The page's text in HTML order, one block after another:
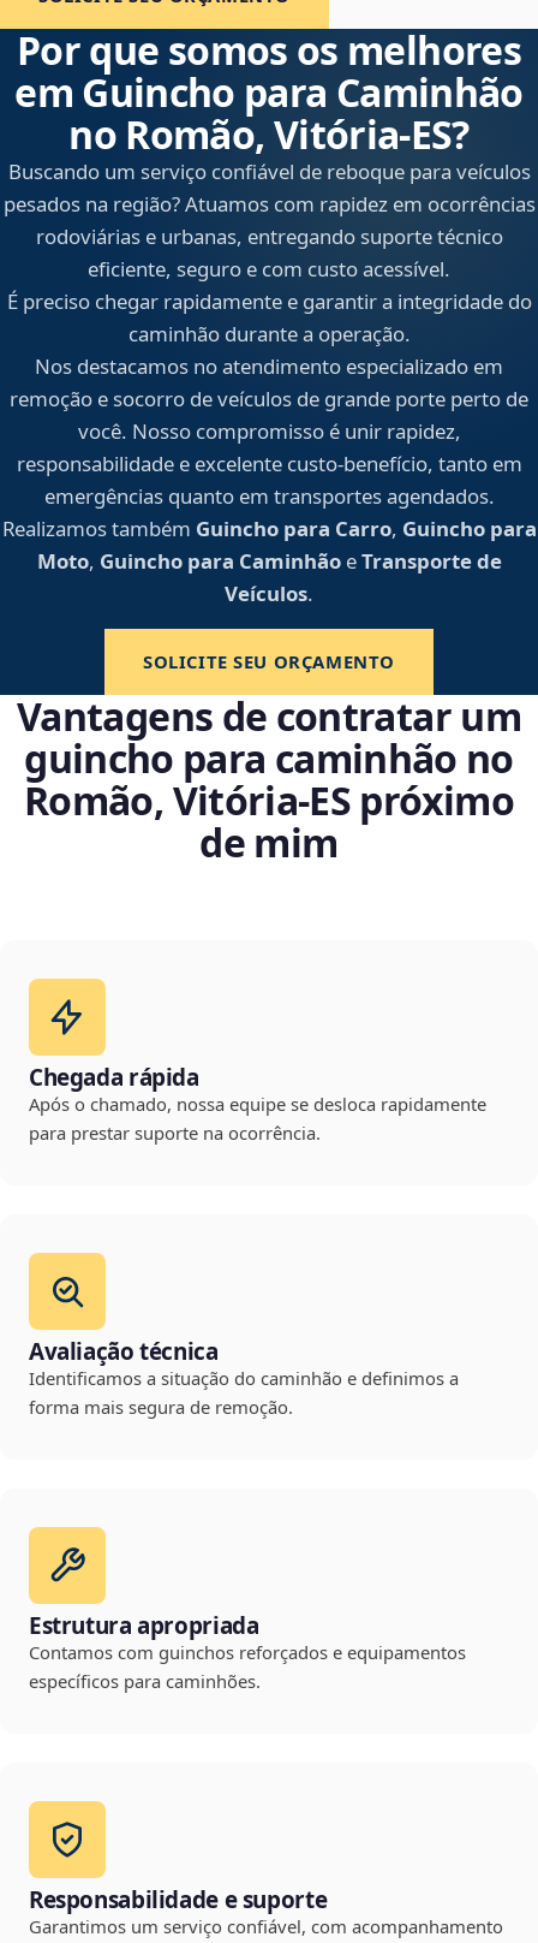
Por que somos os melhores
em Guincho para Caminhão
no Romão, Vitória‑ES?
Buscando um serviço confiável de reboque para veículos
pesados na região? Atuamos com rapidez em ocorrências
rodoviárias e urbanas, entregando suporte técnico
eficiente, seguro e com custo acessível.
É preciso chegar rapidamente e garantir a integridade do
caminhão durante a operação.
Nos destacamos no atendimento especializado em
remoção e socorro de veículos de grande porte perto de
você. Nosso compromisso é unir rapidez,
responsabilidade e excelente custo-benefício, tanto em
emergências quanto em transportes agendados.
Realizamos também Guincho para Carro, Guincho para
Moto, Guincho para CaminhãoeTransporte de
Veículos.
SOLICITE SEU ORÇAMENTO
Vantagens de contratar um
guincho para caminhão no
Romão, Vitória‑ES próximo
de mim
Chegada rápida
Após o chamado, nossa equipe se desloca rapidamente
para prestar suporte na ocorrência.
Avaliação técnica
Identificamos a situação do caminhão e definimos a
forma mais segura de remoção.
Estrutura apropriada
Contamos com guinchos reforçados e equipamentos
específicos para caminhões.
Responsabilidade e suporte
Garantimos um serviço confiável, com acompanhamento